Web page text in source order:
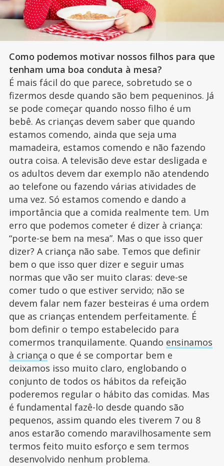
Como podemos motivar nossos filhos para que
tenham uma boa conduta à mesa?
É mais fácil do que parece, sobretudo se o
fizermos desde quando são bem pequeninos. Já
se pode começar quando nosso filho é um
bebê. As crianças devem saber que quando
estamos comendo, ainda que seja uma
mamadeira, estamos comendo e não fazendo
outra coisa. A televisão deve estar desligada e
os adultos devem dar exemplo não atendendo
ao telefone ou fazendo várias atividades de
uma vez. Só estamos comendo e dando a
importância que a comida realmente tem. Um
erro que podemos cometer é dizer à criança:
“porte-se bem na mesa”. Mas o que isso quer
dizer? A criança não sabe. Temos que definir
bem o que isso quer dizer e seguir umas
normas que vão ser muito claras: deve-se
comer tudo o que estiver servido; não se
devem falar nem fazer besteiras é uma ordem
que as crianças entendem perfeitamente. É
bom definir o tempo estabelecido para
comermos tranquilamente. Quando ensinamos
à criança o que é se comportar bem e
deixamos isso muito claro, englobando o
conjunto de todos os hábitos da refeição
poderemos regular o hábito das comidas. Mas
é fundamental fazê-lo desde quando são
pequenos, assim quando eles tiverem 7 ou 8
anos estarão comendo maravilhosamente sem
termos feito muito esforço e sem termos
desenvolvido nenhum problema.